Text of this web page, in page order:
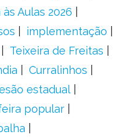
Aulas 2026
implementação
Teixeira de Freitas
Curralinhos
estadual
popular